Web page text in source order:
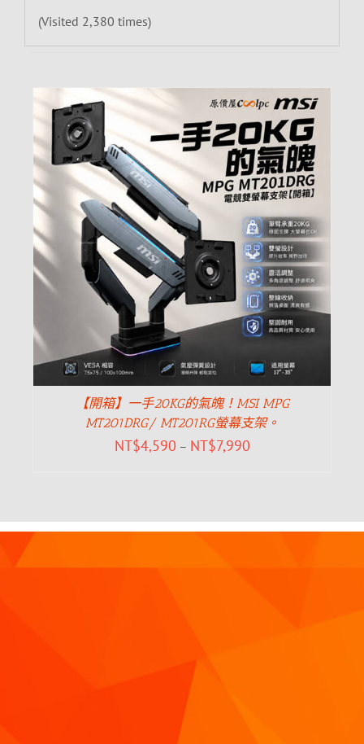
(Visited 2,380 times)
【開箱】一手20KG的氣魄！MSI MPG
MT201DRG/ MT201RG螢幕支架。
NT$4,590 – NT$7,990